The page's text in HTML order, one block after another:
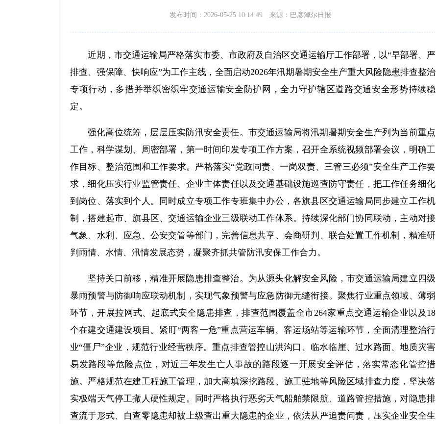
发布时间：2026-05-25 10:14:49 来源：巴彦淖尔日报
近期，市交通运输局严格落实市委、市政府及自治区交通运输厅工作部署，以“早部署、严
排查、强保障、快响应”为工作主线，全面启动2026年汛期暑期安全生产重大风险隐患排查整治
专项行动，多措并举织密织牢交通运输安全防护网，全力守护辖区道路交通安全形势持续稳
定。
强化高位统筹，层层压实防汛安全责任。市交通运输局将汛期暑期安全生产列为当前重点
工作，科学谋划、周密部署，第一时间印发专项工作方案，召开全系统视频部署会议，明确工
作目标、整治范围和工作要求。严格落实“党政同责、一岗双责、三管三必须”安全生产工作要
求，细化压实行业监管责任、企业主体责任以及交通基础设施巡查防守责任，把工作任务细化
到岗位、落实到个人。同时成立专项工作专班集中办公，各旗县区交通运输局同步建立工作机
制，搭建起市、旗县区、交通运输企业三级联动工作体系。持续深化部门协同联动，主动对接
气象、水利、应急、公安交管等部门，完善信息共享、会商研判、联合处置工作机制，精准研
判雨情、水情、汛情发展态势，凝聚齐抓共管防汛安保工作合力。
坚持关口前移，精准开展隐患排查整治。为从源头化解安全风险，市交通运输局建立四级
暴雨预警与防御响应联动机制，实现气象预警与应急防御无缝衔接。聚焦行业重点领域、薄弱
环节，开展拉网式、起底式安全隐患排查，排查范围覆盖全市264家重点交通运输企业以及18
个在建交通建设项目。紧盯“两客一危”重点营运车辆、客运场站等运输环节，全面清理整治行
业“僵尸”企业，规范行业经营秩序。重点排查管控山洪沟口、临水临崖、过水路面、地质灾害
易发路段等危险点位，对近三年发生亡人事故的路段逐一开展安全评估，落实常态化管控措
施。严格规范在建工程施工管理，加大高填深挖路段、施工驻地等风险区域排查力度，坚决落
实极端天气停工撤人硬性规定。同时严格执行恶劣天气船舶禁限航、道路管控措施，对隐患排
查流于形式、自查零隐患却被上级查出重大隐患的企业，依法从严追责问责，压实企业安全生